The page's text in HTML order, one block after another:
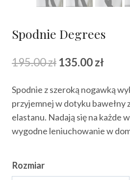
Spodnie Degrees
195.00zł Pierwotna
wynosiła:
195.00 zł.
135.00zł
Spodnie z szeroką nogawką
przyjemnej w dotyku bawełny
elastanu. Nadają się na każde
wygodne leniuchowanie w
Rozmiar